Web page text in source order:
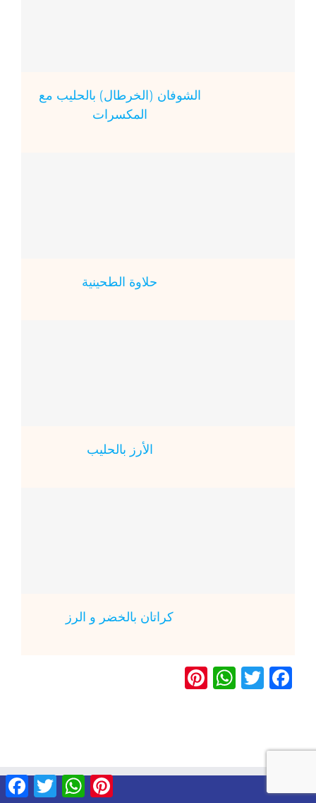
الشوفان (الخرطال) بالحليب مع
المكسرات
حلاوة الطحينية
الأرز بالحليب
كراتان بالخضر و الرز
Facebook
Twitter
WhatsApp
Twitter
WhatsAppPinterest